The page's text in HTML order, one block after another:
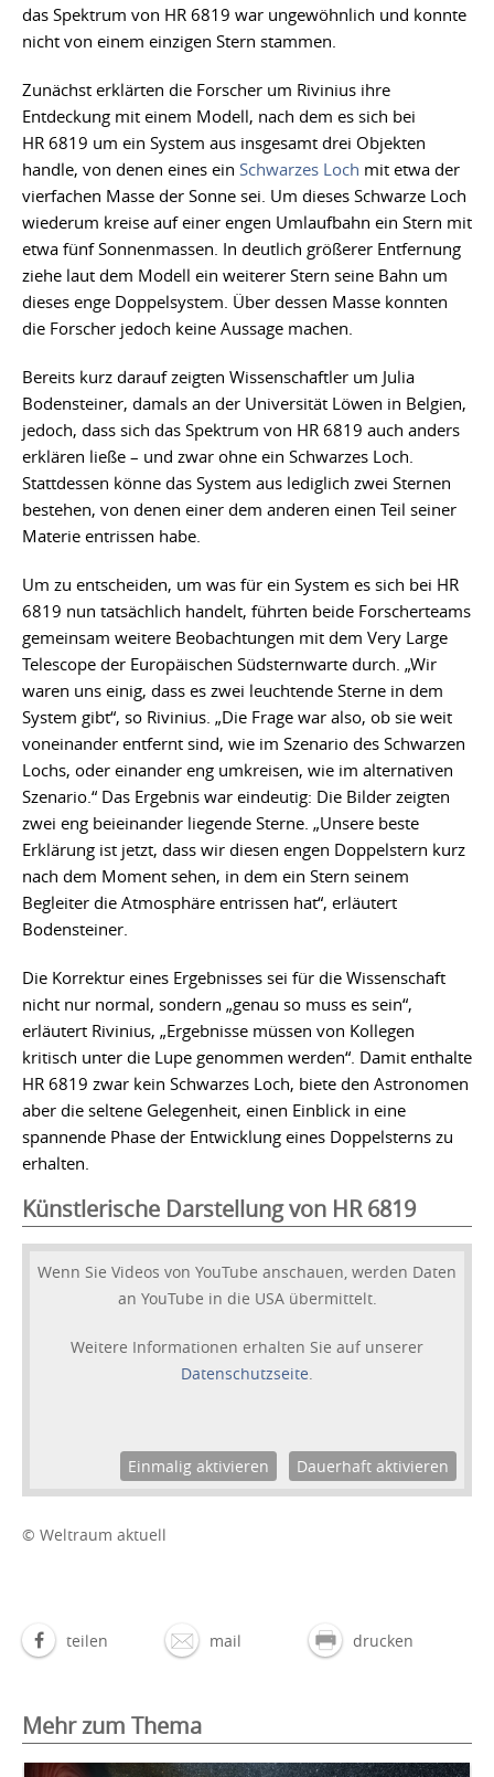
das Spektrum von HR 6819 war ungewöhnlich und konnte
nicht von einem einzigen Stern stammen.
Zunächst erklärten die Forscher um Rivinius ihre
Entdeckung mit einem Modell, nach dem es sich bei
HR 6819 um ein System aus insgesamt drei Objekten
handle, von denen eines ein Schwarzes Loch mit etwa der
vierfachen Masse der Sonne sei. Um dieses Schwarze Loch
wiederum kreise auf einer engen Umlaufbahn ein Stern mit
etwa fünf Sonnenmassen. In deutlich größerer Entfernung
ziehe laut dem Modell ein weiterer Stern seine Bahn um
dieses enge Doppelsystem. Über dessen Masse konnten
die Forscher jedoch keine Aussage machen.
Bereits kurz darauf zeigten Wissenschaftler um Julia
Bodensteiner, damals an der Universität Löwen in Belgien,
jedoch, dass sich das Spektrum von HR 6819 auch anders
erklären ließe – und zwar ohne ein Schwarzes Loch.
Stattdessen könne das System aus lediglich zwei Sternen
bestehen, von denen einer dem anderen einen Teil seiner
Materie entrissen habe.
Um zu entscheiden, um was für ein System es sich bei HR
6819 nun tatsächlich handelt, führten beide Forscherteams
gemeinsam weitere Beobachtungen mit dem Very Large
Telescope der Europäischen Südsternwarte durch. „Wir
waren uns einig, dass es zwei leuchtende Sterne in dem
System gibt“, so Rivinius. „Die Frage war also, ob sie weit
voneinander entfernt sind, wie im Szenario des Schwarzen
Lochs, oder einander eng umkreisen, wie im alternativen
Szenario.“ Das Ergebnis war eindeutig: Die Bilder zeigten
zwei eng beieinander liegende Sterne. „Unsere beste
Erklärung ist jetzt, dass wir diesen engen Doppelstern kurz
nach dem Moment sehen, in dem ein Stern seinem
Begleiter die Atmosphäre entrissen hat“, erläutert
Bodensteiner.
Die Korrektur eines Ergebnisses sei für die Wissenschaft
nicht nur normal, sondern „genau so muss es sein“,
erläutert Rivinius, „Ergebnisse müssen von Kollegen
kritisch unter die Lupe genommen werden“. Damit enthalte
HR 6819 zwar kein Schwarzes Loch, biete den Astronomen
aber die seltene Gelegenheit, einen Einblick in eine
spannende Phase der Entwicklung eines Doppelsterns zu
erhalten.
Künstlerische Darstellung von HR 6819
Wenn Sie Videos von YouTube anschauen, werden Daten
an YouTube in die USA übermittelt.
Weitere Informationen erhalten Sie auf unserer
Datenschutzseite.
Einmalig aktivieren Dauerhaft aktivieren
© Weltraum aktuell
teilen mail drucken
Mehr zum Thema